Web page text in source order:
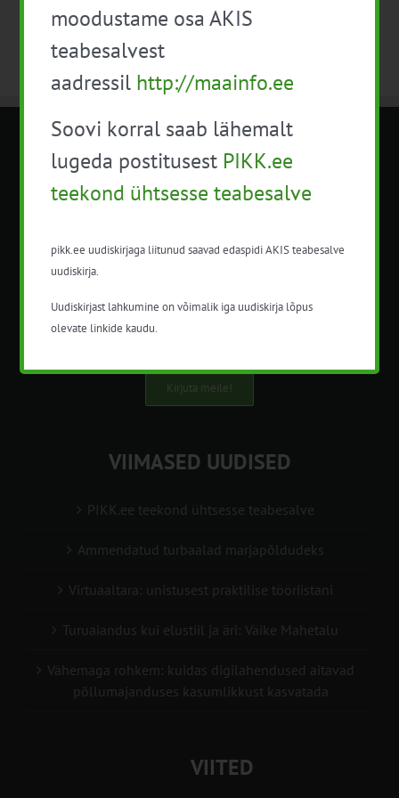
METK NÕUANDETEENISTUS
Nõuandeteenistuse nimetuse alt
nõustamisteenuseid.
info@pikk.ee
Kirjuta meile!
VIIMASED UUDISED
PIKK.ee teekond ühtsesse teabesalve
Ammendatud turbaalad marjapõldudeks
Virtuaaltara: unistusest praktilise tööriistani
Turuaiandus kui elustiil ja äri: Väike Mahetalu
Vähemaga rohkem: kuidas digilahendused aitavad
põllumajanduses kasumlikkust kasvatada
VIITED
moodustame osa AKIS
teabesalvest
aadressil http://maainfo.ee
Soovi korral saab lähemalt
lugeda postitusest PIKK.ee
teekond ühtsesse teabesalve
pikk.ee uudiskirjaga liitunud saavad edaspidi AKIS teabesalve
uudiskirja.
Uudiskirjast lahkumine on võimalik iga uudiskirja lõpus
olevate linkide kaudu.